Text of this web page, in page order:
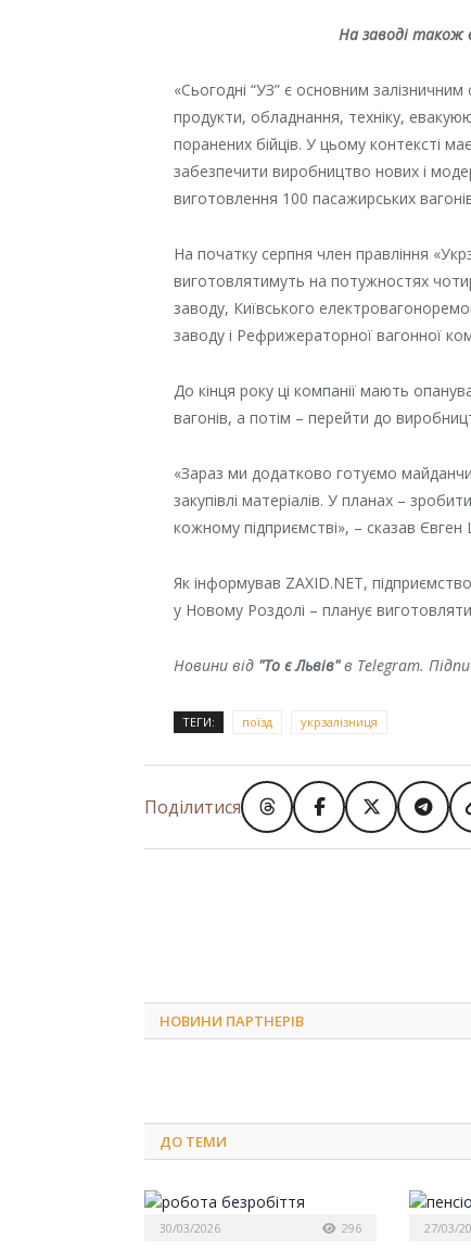
На заводі
«Сьогодні “УЗ” є основним
продукти, обладнання, техніку,
поранених бійців. У цьому контексті
забезпечити виробництво нових і
виготовлення 100 пасажирських
На початку серпня член правління
виготовлятимуть на потужностях
заводу, Київського
заводу і Рефрижераторної вагонної
До кінця року ці компанії мають
вагонів, а потім – перейти до
«Зараз ми додатково готуємо
закупівлі матеріалів. У планах –
кожному підприємстві», – сказав
Як інформував ZAXID.NET,
у Новому Роздолі – планує
Новини від "То є Львів"в Telegram.
ТЕГИ: поїзд укрзалізниця
Поділитися
НОВИНИ ПАРТНЕРІВ
ДО ТЕМИ
30/03/2026 296 27/03/